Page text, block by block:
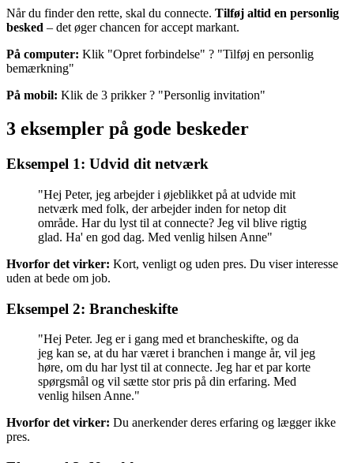
Når du finder den rette, skal du connecte. Tilføj altid en personlig
besked – det øger chancen for accept markant.
På computer: Klik "Opret forbindelse" ? "Tilføj en personlig
bemærkning"
På mobil: Klik de 3 prikker ? "Personlig invitation"
3 eksempler på gode beskeder
Eksempel 1: Udvid dit netværk
"Hej Peter, jeg arbejder i øjeblikket på at udvide mit
netværk med folk, der arbejder inden for netop dit
område. Har du lyst til at connecte? Jeg vil blive rigtig
glad. Ha' en god dag. Med venlig hilsen Anne"
Hvorfor det virker: Kort, venligt og uden pres. Du viser interesse
uden at bede om job.
Eksempel 2: Brancheskifte
"Hej Peter. Jeg er i gang med et brancheskifte, og da
jeg kan se, at du har været i branchen i mange år, vil jeg
høre, om du har lyst til at connecte. Jeg har et par korte
spørgsmål og vil sætte stor pris på din erfaring. Med
venlig hilsen Anne."
Hvorfor det virker: Du anerkender deres erfaring og lægger ikke
pres.